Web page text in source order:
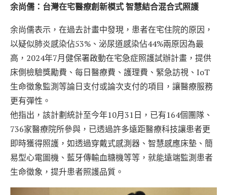
余尚儒：台灣在宅醫療創新模式 智慧結合混合式照護
余尚儒表示，在過去計畫中發現，患者在宅住院的原因，
以疑似肺炎感染佔53%、泌尿道感染佔44%兩原因為最
高，2024年7月健保署啟動在宅急症照護試辦計畫，提供
床側檢驗獎勵費、每日醫療費、護理費、緊急訪視、IoT
生命徵象監測等論日支付或論次支付的項目，讓醫療服務
更有彈性。
他指出，該計劃統計至今年10月31日，已有164個團隊、
736家醫療院所參與，已透過許多遠距醫療科技讓患者更
即時獲得照護，如透過穿戴式感測器、智慧感應床墊、簡
易型心電圖機、藍牙傳輸血糖機等等，就能遠端監測患者
生命徵象，提升患者照護品質。